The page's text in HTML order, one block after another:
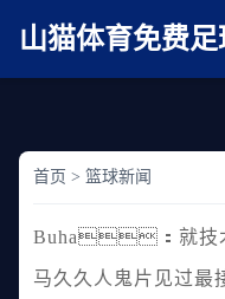
AV在线无码麻豆
山猫体育免费
首页 > 篮球新闻
Buha：就技
马久久人鬼片见过最